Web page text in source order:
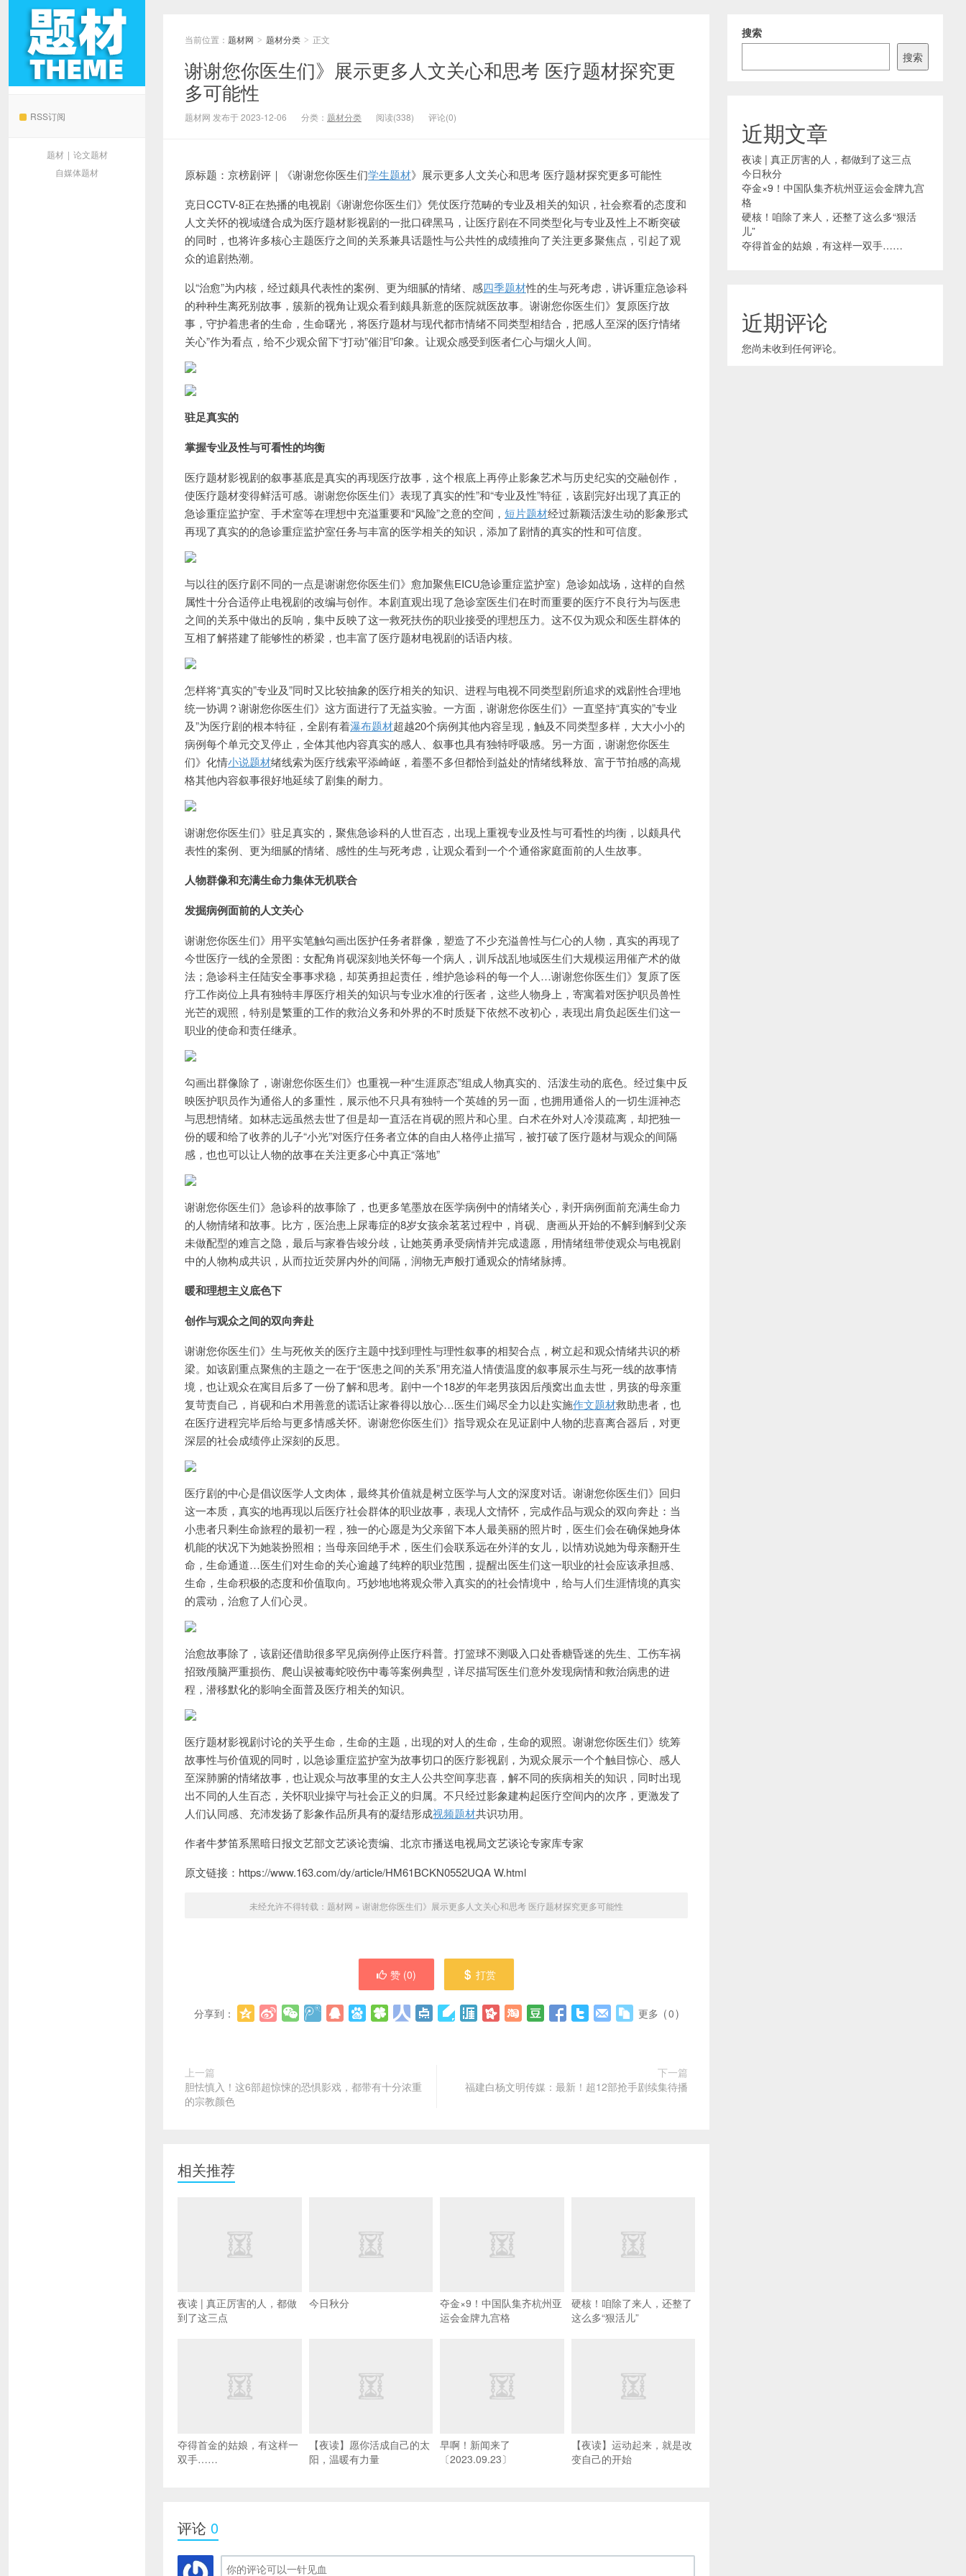
RSS订阅
题材 | 论文题材
自媒体题材
当前位置： 题材网 > 题材分类 > 正文
谢谢您你医生们》展示更多人文关心和思考 医疗题材探究更
多可能性
题材网 发布于 2023-12-06 分类： 题材分类 阅读(338) 评论(0)
原标题：京榜剧评｜《谢谢您你医生们学生题材》展示更多人文关心和思考 医疗题材探究更多可能性
克日CCTV-8正在热播的电视剧《谢谢您你医生们》凭仗医疗范畴的专业及相关的知识，社会察看的态度和
人文关怀的视域缝合成为医疗题材影视剧的一批口碑黑马，让医疗剧在不同类型化与专业及性上不断突破
的同时，也将许多核心主题医疗之间的关系兼具话题性与公共性的成绩推向了关注更多聚焦点，引起了观
众的追剧热潮。
以“治愈”为内核，经过颇具代表性的案例、更为细腻的情绪、感四季题材性的生与死考虑，讲诉重症急诊科
的种种生离死别故事，簇新的视角让观众看到颇具新意的医院就医故事。谢谢您你医生们》复原医疗故
事，守护着患者的生命，生命曙光，将医疗题材与现代都市情绪不同类型相结合，把感人至深的医疗情绪
关心”作为看点，给不少观众留下“打动”催泪”印象。让观众感受到医者仁心与烟火人间。
驻足真实的
掌握专业及性与可看性的均衡
医疗题材影视剧的叙事基底是真实的再现医疗故事，这个根底上再停止影象艺术与历史纪实的交融创作，
使医疗题材变得鲜活可感。谢谢您你医生们》表现了真实的性”和“专业及性”特征，该剧完好出现了真正的
急诊重症监护室、手术室等在理想中充溢重要和“风险”之意的空间， 短片题材经过新颖活泼生动的影象形式
再现了真实的的急诊重症监护室任务与丰富的医学相关的知识，添加了剧情的真实的性和可信度。
与以往的医疗剧不同的一点是谢谢您你医生们》愈加聚焦EICU急诊重症监护室）急诊如战场，这样的自然
属性十分合适停止电视剧的改编与创作。本剧直观出现了急诊室医生们在时而重要的医疗不良行为与医患
之间的关系中做出的反响，集中反映了这一救死扶伤的职业接受的理想压力。这不仅为观众和医生群体的
互相了解搭建了能够性的桥梁，也丰富了医疗题材电视剧的话语内核。
怎样将“真实的”专业及”同时又比较抽象的医疗相关的知识、进程与电视不同类型剧所追求的戏剧性合理地
统一协调？谢谢您你医生们》这方面进行了无益实验。一方面，谢谢您你医生们》一直坚持“真实的”专业
及”为医疗剧的根本特征，全剧有着瀑布题材超越20个病例其他内容呈现，触及不同类型多样，大大小小的
病例每个单元交叉停止，全体其他内容真实的感人、叙事也具有独特呼吸感。另一方面，谢谢您你医生
们》化情小说题材绪线索为医疗线索平添崎岖，着墨不多但都恰到益处的情绪线释放、富于节拍感的高规
格其他内容叙事很好地延续了剧集的耐力。
谢谢您你医生们》驻足真实的，聚焦急诊科的人世百态，出现上重视专业及性与可看性的均衡，以颇具代
表性的案例、更为细腻的情绪、感性的生与死考虑，让观众看到一个个通俗家庭面前的人生故事。
人物群像和充满生命力集体无机联合
发掘病例面前的人文关心
谢谢您你医生们》用平实笔触勾画出医护任务者群像，塑造了不少充溢兽性与仁心的人物，真实的再现了
今世医疗一线的全景图：女配角肖砚深刻地关怀每一个病人，训斥战乱地域医生们大规模运用催产术的做
法；急诊科主任陆安全事事求稳，却英勇担起责任，维护急诊科的每一个人…谢谢您你医生们》复原了医
疗工作岗位上具有独特丰厚医疗相关的知识与专业水准的行医者，这些人物身上，寄寓着对医护职员兽性
光芒的观照，特别是繁重的工作的救治义务和外界的不时质疑下依然不改初心，表现出肩负起医生们这一
职业的使命和责任继承。
勾画出群像除了，谢谢您你医生们》也重视一种“生涯原态”组成人物真实的、活泼生动的底色。经过集中反
映医护职员作为通俗人的多重性，展示他不只具有独特一个英雄的另一面，也拥用通俗人的一切生涯神态
与思想情绪。如林志远虽然去世了但是却一直活在肖砚的照片和心里。白术在外对人冷漠疏离，却把独一
份的暖和给了收养的儿子“小光”对医疗任务者立体的自由人格停止描写，被打破了医疗题材与观众的间隔
感，也也可以让人物的故事在关注更多心中真正“落地”
谢谢您你医生们》急诊科的故事除了，也更多笔墨放在医学病例中的情绪关心，剥开病例面前充满生命力
的人物情绪和故事。比方，医治患上尿毒症的8岁女孩余茗茗过程中，肖砚、唐画从开始的不解到解到父亲
未做配型的难言之隐，最后与家眷告竣分歧，让她英勇承受病情并完成遗愿，用情绪纽带使观众与电视剧
中的人物构成共识，从而拉近荧屏内外的间隔，润物无声般打通观众的情绪脉搏。
暖和理想主义底色下
创作与观众之间的双向奔赴
谢谢您你医生们》生与死攸关的医疗主题中找到理性与理性叙事的相契合点，树立起和观众情绪共识的桥
梁。如该剧重点聚焦的主题之一在于“医患之间的关系”用充溢人情债温度的叙事展示生与死一线的故事情
境，也让观众在寓目后多了一份了解和思考。剧中一个18岁的年老男孩因后颅窝出血去世，男孩的母亲重
复苛责自己，肖砚和白术用善意的谎话让家眷得以放心…医生们竭尽全力以赴实施作文题材救助患者，也
在医疗进程完毕后给与更多情感关怀。谢谢您你医生们》指导观众在见证剧中人物的悲喜离合器后，对更
深层的社会成绩停止深刻的反思。
医疗剧的中心是倡议医学人文肉体，最终其价值就是树立医学与人文的深度对话。谢谢您你医生们》回归
这一本质，真实的地再现以后医疗社会群体的职业故事，表现人文情怀，完成作品与观众的双向奔赴：当
小患者只剩生命旅程的最初一程，独一的心愿是为父亲留下本人最美丽的照片时，医生们会在确保她身体
机能的状况下为她装扮照相；当母亲回绝手术，医生们会联系远在外洋的女儿，以情劝说她为母亲翻开生
命，生命通道…医生们对生命的关心逾越了纯粹的职业范围，提醒出医生们这一职业的社会应该承担感、
生命，生命积极的态度和价值取向。巧妙地地将观众带入真实的的社会情境中，给与人们生涯情境的真实
的震动，治愈了人们心灵。
治愈故事除了，该剧还借助很多罕见病例停止医疗科普。打篮球不测吸入口处香糖昏迷的先生、工伤车祸
招致颅脑严重损伤、爬山误被毒蛇咬伤中毒等案例典型，详尽描写医生们意外发现病情和救治病患的进
程，潜移默化的影响全面普及医疗相关的知识。
医疗题材影视剧讨论的关乎生命，生命的主题，出现的对人的生命，生命的观照。谢谢您你医生们》统筹
故事性与价值观的同时，以急诊重症监护室为故事切口的医疗影视剧，为观众展示一个个触目惊心、感人
至深肺腑的情绪故事，也让观众与故事里的女主人公共空间享悲喜，解不同的疾病相关的知识，同时出现
出不同的人生百态，关怀职业操守与社会正义的归属。不只经过影象建构起医疗空间内的次序，更激发了
人们认同感、充沛发扬了影象作品所具有的凝结形成视频题材共识功用。
作者牛梦笛系黑暗日报文艺部文艺谈论责编、北京市播送电视局文艺谈论专家库专家
原文链接：https://www.163.com/dy/article/HM61BCKN0552UQA W.html
未经允许不得转载： 题材网 » 谢谢您你医生们》展示更多人文关心和思考 医疗题材探究更多可能性
赞 (0) 打赏
分享到： 更多 (0)
上一篇
胆怯慎入！这6部超惊悚的恐惧影戏，都带有十分浓重
的宗教颜色
下一篇
福建白杨文明传媒：最新！超12部抢手剧续集待播
相关推荐
夜读 | 真正厉害的人，都做
到了这三点
今日秋分
夺金×9！中国队集齐杭州亚
运会金牌九宫格
硬核！咱除了来人，还整了
这么多“狠活儿”
夺得首金的姑娘，有这样一
双手……
【夜读】愿你活成自己的太
阳，温暖有力量
早啊！新闻来了
〔2023.09.23〕
【夜读】运动起来，就是改
变自己的开始
评论 0
搜索
搜索
近期文章
夜读 | 真正厉害的人，都做到了这三点
今日秋分
夺金×9！中国队集齐杭州亚运会金牌九宫
格
硬核！咱除了来人，还整了这么多“狠活
儿”
夺得首金的姑娘，有这样一双手……
近期评论
您尚未收到任何评论。